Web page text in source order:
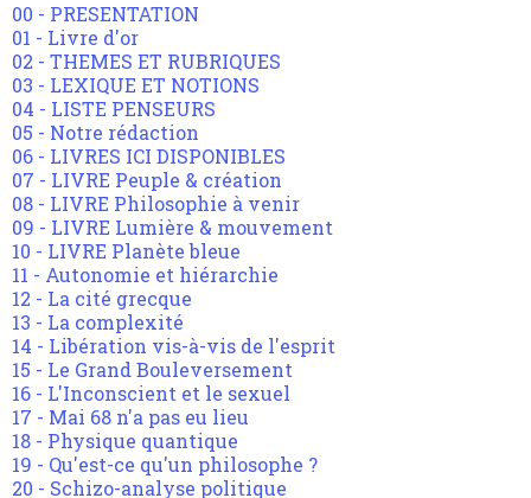
00 - PRESENTATION
01 - Livre d'or
02 - THEMES ET RUBRIQUES
03 - LEXIQUE ET NOTIONS
04 - LISTE PENSEURS
05 - Notre rédaction
06 - LIVRES ICI DISPONIBLES
07 - LIVRE Peuple & création
08 - LIVRE Philosophie à venir
09 - LIVRE Lumière & mouvement
10 - LIVRE Planète bleue
11 - Autonomie et hiérarchie
12 - La cité grecque
13 - La complexité
14 - Libération vis-à-vis de l'esprit
15 - Le Grand Bouleversement
16 - L'Inconscient et le sexuel
17 - Mai 68 n'a pas eu lieu
18 - Physique quantique
19 - Qu'est-ce qu'un philosophe ?
20 - Schizo-analyse politique